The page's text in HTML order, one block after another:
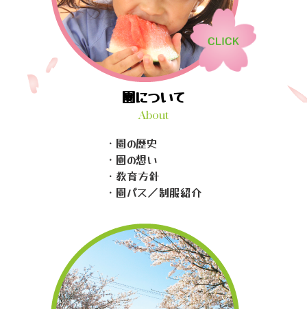
園について
About
・園の歴史
・園の想い
・教育方針
・園バス／制服紹介